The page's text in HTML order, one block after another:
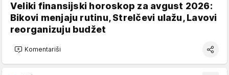
Veliki finansijski horoskop za avgust 2026:
Bikovi menjaju rutinu, Strelčevi ulažu, Lavovi
reorganizuju budžet
Komentariši